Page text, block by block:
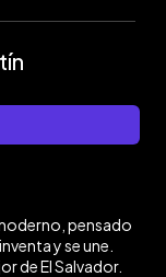
pensado
y se une.
de El Salvador.